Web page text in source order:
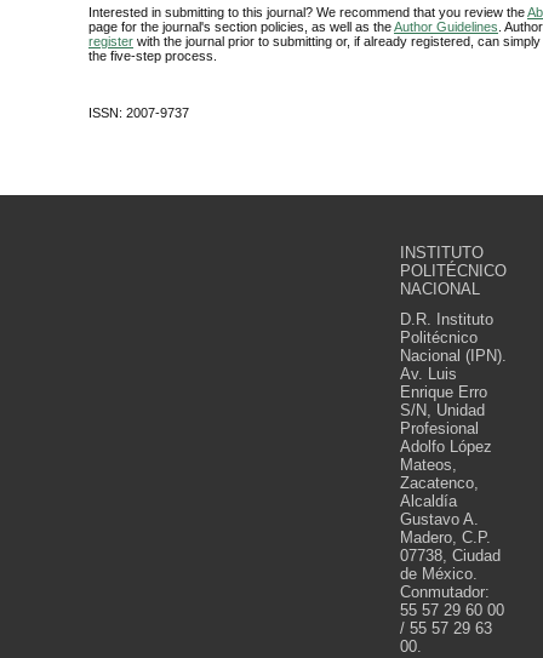
Interested in submitting to this journal? We recommend that you review the
page for the journal's section policies, as well as theAuthor Guidelines .
register with the journal prior to submitting or, if already registered, can simply
the five-step process.
ISSN: 2007-9737
INSTITUTO
POLITÉCNICO
NACIONAL
D.R. Instituto
Politécnico
Nacional (IPN).
Av. Luis
Enrique Erro
S/N, Unidad
Profesional
Adolfo López
Mateos,
Zacatenco,
Alcaldía
Gustavo A.
Madero, C.P.
07738, Ciudad
de México.
Conmutador:
55 57 29 60 00
/ 55 57 29 63
00.